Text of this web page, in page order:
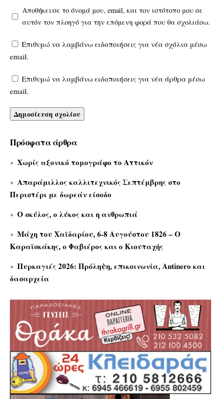
Αποθήκευσε το όνομά μου, email, και τον ιστότοπο μου σε
αυτόν τον πλοηγό για την επόμενη φορά που θα σχολιάσω.
Επιθυμώ να λαμβάνω ειδοποιήσεις για νέα σχόλια μέσω
email.
Επιθυμώ να λαμβάνω ειδοποιήσεις για νέα άρθρα μέσω
email.
Πρόσφατα άρθρα
Χωρίς αξονικό τομογράφο το Αττικόν
Απαράμιλλος καλλιτεχνικός Σεπτέμβρης στο
Περιστέρι με δωρεάν είσοδο
Ο σκύλος, ο λύκος και η ανθρωπιά
Μάχη του Χαϊδαρίου, 6-8 Αυγούστου 1826 – Ο
Καραϊσκάκης, ο Φαβιέρος και ο Κιουταχής
Πυρκαγιές 2026: Πρόληψη, επικοινωνία, Antinero και
δασαρχεία